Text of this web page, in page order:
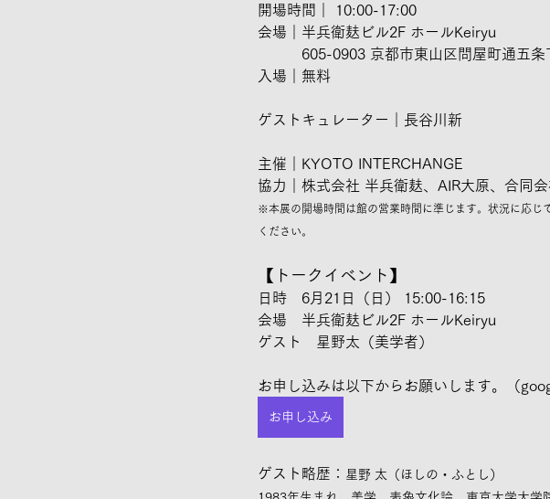
開場時間｜ 10:00-17:00
会場｜半兵衛麸ビル2F ホールKeiryu
605-0903 京都市東山区問屋町通五条
入場｜無料
ゲストキュレーター｜長谷川新
主催｜ KYOTO INTERCHANGE
協力｜株式会社 半兵衛麸、AIR大原、合同
※本展の開場時間は館の営業時間に準じます。状況に応じ
ください。
【トークイベント】
日時　6月21日（日） 15:00-16:15
会場　半兵衛麸ビル2F ホールKeiryu
ゲスト　星野太（美学者）
お申し込みは以下からお願いします。（
お申し込み
ゲスト略歴： 星野 太（ほしの・ふとし）